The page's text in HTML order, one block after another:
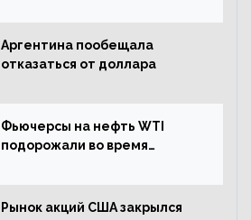
Аргентина пообещала
отказаться от доллара
Фьючерсы на нефть WTI
подорожали во время
Рынок акций США закрылся